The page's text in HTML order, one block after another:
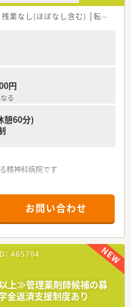
残業なし(ほぼなし含む) 転勤なし
円
る
憩60分)
精神科病院です
んどないのため、プライベート
♪
とができ、予定に合わせて柔軟
！
が9歳になる迄時短勤務での就業
お問い合わせ
465704
上≫管理薬剤師候補の募
金返済支援制度あり